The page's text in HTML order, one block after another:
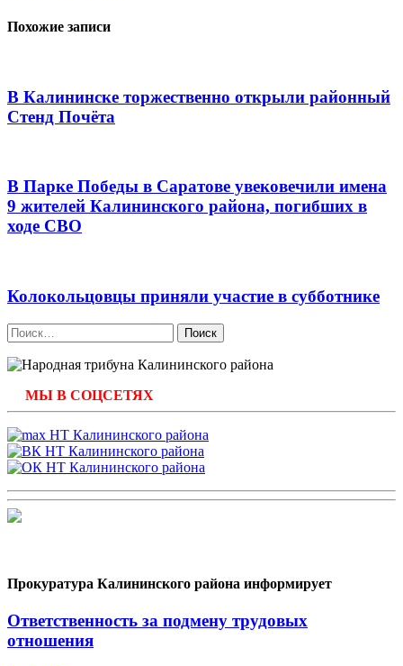
Похожие записи
В Калининске торжественно открыли районный
Стенд Почёта
В Парке Победы в Саратове увековечили имена
9 жителей Калининского района, погибших в
ходе СВО
Колокольцовцы приняли участие в субботнике
Найти:
МЫ В СОЦСЕТЯХ
Прокуратура Калининского района информирует
Ответственность за подмену трудовых
отношения